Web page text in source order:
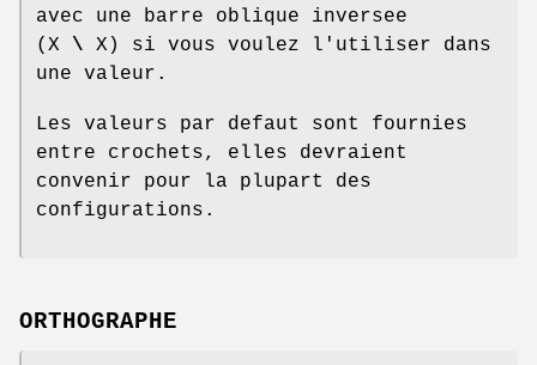
avec une barre oblique inversee
(X \ X) si vous voulez l'utiliser dans
une valeur.
Les valeurs par defaut sont fournies
entre crochets, elles devraient
convenir pour la plupart des
configurations.
ORTHOGRAPHE